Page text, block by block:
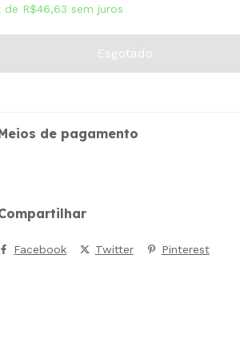
de R$46,63 sem juros
de pagamento
Facebook Twitter Pinterest